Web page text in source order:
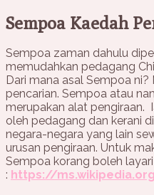
Sempoa Kaedah
Sempoa zaman dahulu
memudahkan pedagang
Dari mana asal Sempoa
pencarian. Sempoa atau
merupakan alat pengiraan.
oleh pedagang dan kerani
negara-negara yang lain
urusan pengiraan. Untuk
Sempoa korang boleh layari
: https://